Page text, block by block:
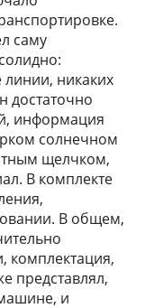
саму
никаких
достаточно
информация
солнечном
щелчком,
В комплекте
В общем,
комплектация,
представлял,
и